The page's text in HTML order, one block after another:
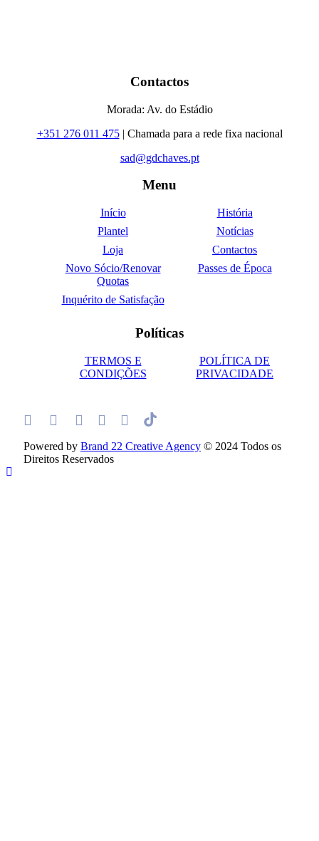
Contactos
Morada: Av. do Estádio
+351 276 011 475| Chamada para a rede fixa nacional
sad@gdchaves.pt
Menu
Início
História
Plantel
Notícias
Loja
Contactos
Novo Sócio/Renovar
Quotas
Passes de Época
Inquérito de Satisfação
Políticas
TERMOS E
CONDIÇÕES
POLÍTICA DE
PRIVACIDADE
Powered by Brand 22 Creative Agency © 2024 Todos os
Direitos Reservados